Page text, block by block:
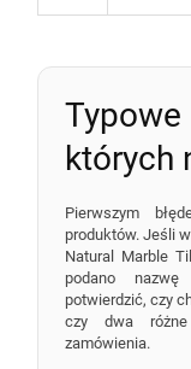
których
Pierwszym
produktów. Jeśli
Natural Marble
podano nazwę
potwierdzić, czy
czy dwa różne
zamówienia.